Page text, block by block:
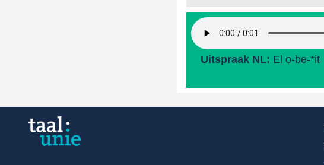
Uitspraak NL: El o-be-*it